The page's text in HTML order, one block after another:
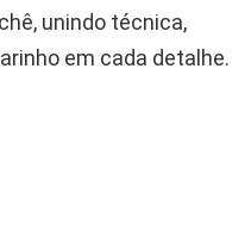
unindo técnica,
em cada detalhe.